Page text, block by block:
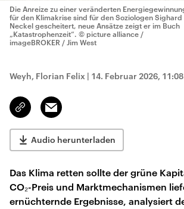
Die Anreize zu einer veränderten
für den Klimakrise sind für den Soziologen Sighard
Neckel gescheitert, neue Ansätze zeigt er im Buch
„Katastrophenzeit“. © picture alliance /
imageBROKER / Jim West
Weyh, Florian Felix | 14. Februar 2026,
Link
kopieren/teilen
Email
Audio herunterladen
Das Klima retten sollte der grüne
CO₂-Preis und Marktmechanismen
ernüchternde Ergebnisse, analysiert